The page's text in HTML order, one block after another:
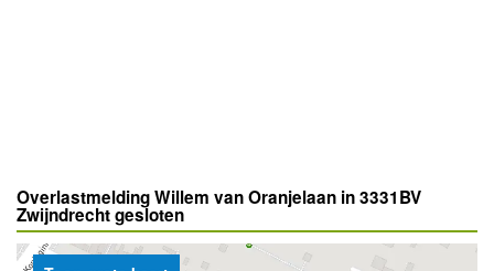
Overlastmelding Willem van Oranjelaan in 3331BV
Zwijndrecht gesloten